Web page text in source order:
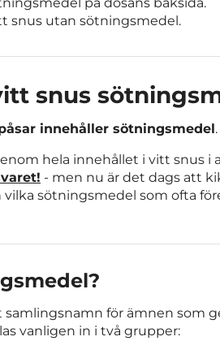
snus utan sötningsmedel.
snus
innehåller sötningsmedel.
hela innehållet i vitt snus i
- men nu är det dags att
sötningsmedel som ofta
för ämnen som
vanligen in i två grupper: